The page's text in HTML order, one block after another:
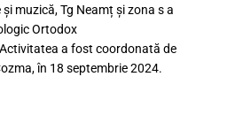
muzică, Tg Neamț și zona s a
Ortodox
a fost coordonată de
în 18 septembrie 2024.